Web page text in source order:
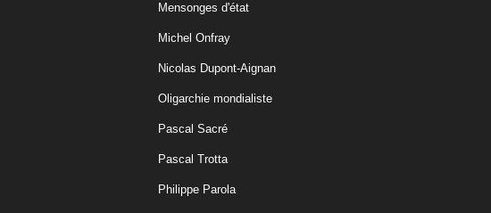
Mensonges d'état
Michel Onfray
Nicolas Dupont-Aignan
Oligarchie mondialiste
Pascal Sacré
Pascal Trotta
Philippe Parola